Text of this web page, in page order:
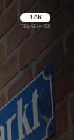
Überspringen